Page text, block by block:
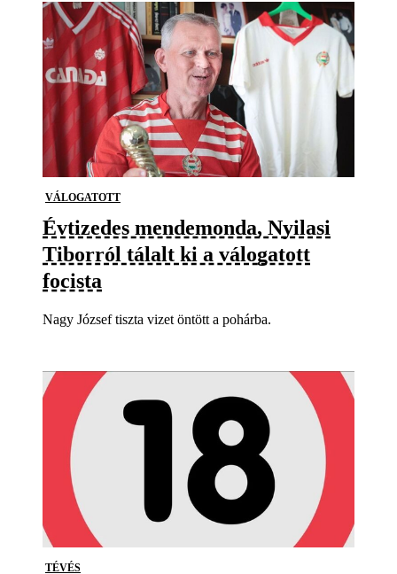
VÁLOGATOTT
Évtizedes mendemonda, Nyilasi
Tiborról tálalt ki a válogatott
focista
Nagy József tiszta vizet öntött a pohárba.
TÉVÉS